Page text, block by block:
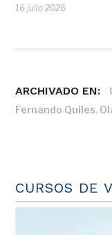
16 julio 2026
ARCHIVADO EN:
Fernando Quiles,
CURSOS DE